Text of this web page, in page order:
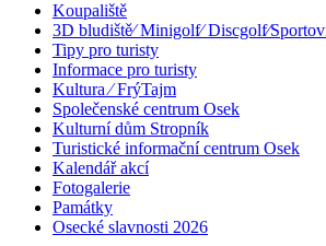
Koupaliště
3D bludiště⁄ Minigolf⁄
Tipy pro turisty
Informace pro turisty
Kultura ⁄ FrýTajm
Společenské centrum Osek
Kulturní dům Stropník
Turistické informační centrum Osek
Kalendář akcí
Fotogalerie
Památky
Osecké slavnosti 2026